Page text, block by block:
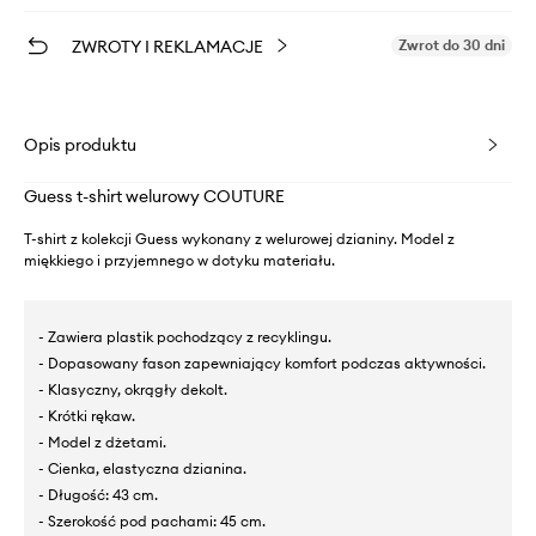
ZWROTY I REKLAMACJE Zwrot do 30 dni
Opis produktu
Guess t-shirt welurowy COUTURE
T-shirt z kolekcji Guess wykonany z welurowej dzianiny. Model z
miękkiego i przyjemnego w dotyku materiału.
- Zawiera plastik pochodzący z recyklingu.
- Dopasowany fason zapewniający komfort podczas aktywności.
- Klasyczny, okrągły dekolt.
- Krótki rękaw.
- Model z dżetami.
- Cienka, elastyczna dzianina.
- Długość: 43 cm.
- Szerokość pod pachami: 45 cm.